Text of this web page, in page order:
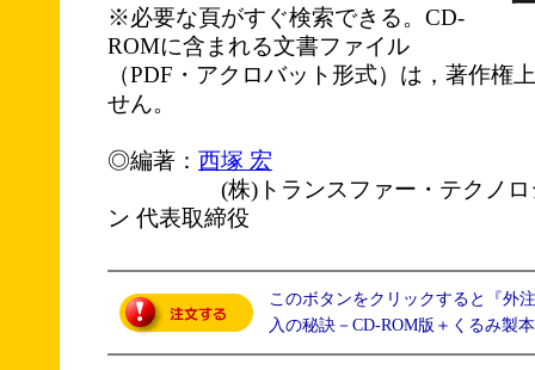
※必要な頁がすぐ検索できる。CD-
ROMに含まれる文書ファイル
（PDF・アクロバット形式）は，著作権
せん。
◎編著： 西塚 宏
(株)トランスファー・テクノロジ
ン 代表取締役
このボタンをクリックすると『外
入の秘訣－CD-ROM版＋くるみ製